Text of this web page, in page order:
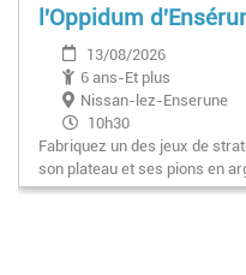
l'Oppidum
13/08/2026
6 ans-Et plus
Nissan-lez-Enserune
10h30
Fabriquez un des jeux de
son plateau et ses pions en